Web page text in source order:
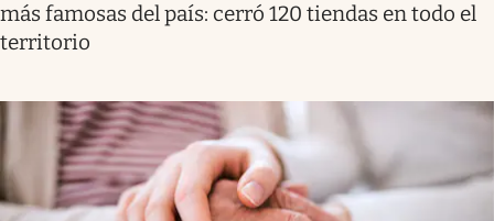
más famosas del país: cerró 120 tiendas en todo el
territorio